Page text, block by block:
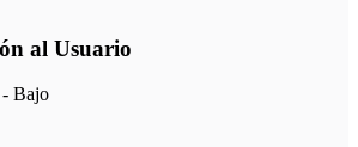
al Usuario
Bajo